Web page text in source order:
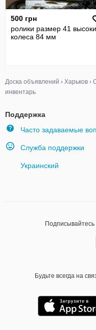
500 грн
ролики размер 41
колеса 84 мм
Доска объявлений › Харьков ›
инвентарь
Поддержка
Часто задаваемые
Служба поддержки
Украинский
Подписывайтесь
Будьте всегда на